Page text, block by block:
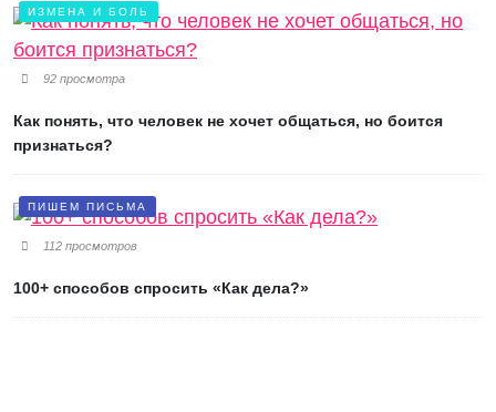
ИЗМЕНА И БОЛЬ
92 просмотра
Как понять, что человек не хочет общаться, но боится
признаться?
ПИШЕМ ПИСЬМА
112 просмотров
100+ способов спросить «Как дела?»